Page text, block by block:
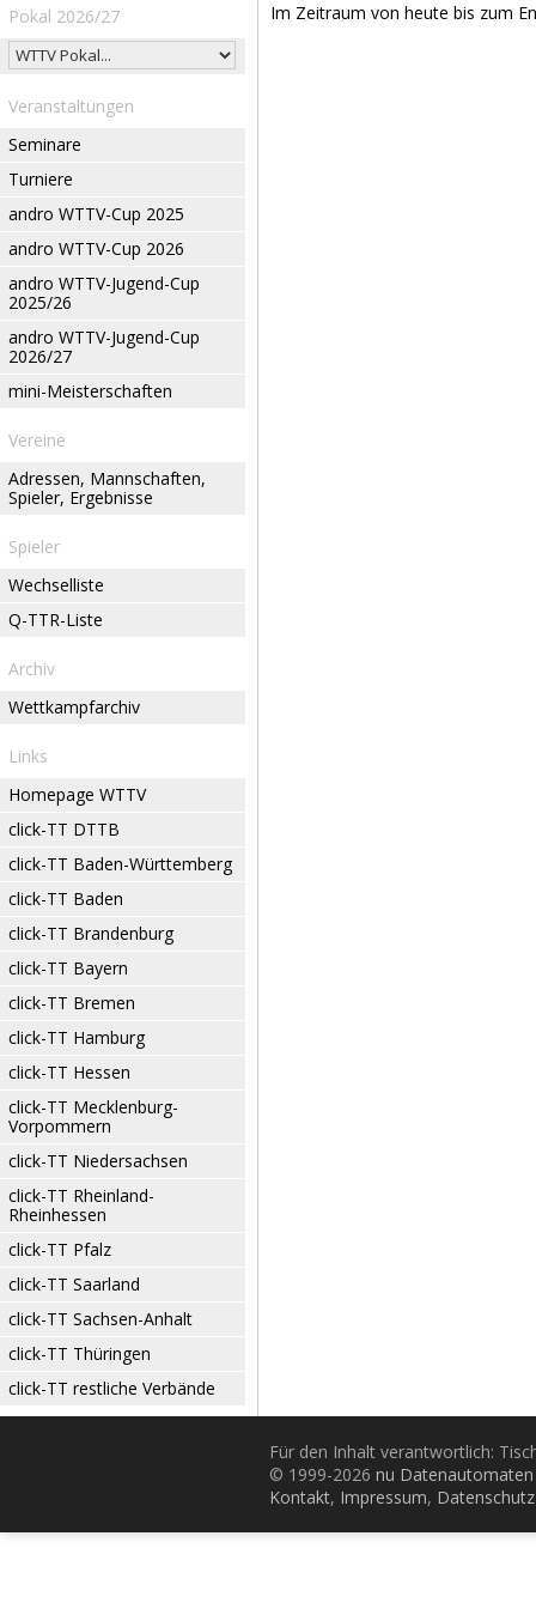
Pokal 2026/27
Veranstaltungen
Seminare
Turniere
andro WTTV-Cup 2025
andro WTTV-Cup 2026
andro WTTV-Jugend-Cup
2025/26
andro WTTV-Jugend-Cup
2026/27
mini-Meisterschaften
Vereine
Adressen, Mannschaften,
Spieler, Ergebnisse
Spieler
Wechselliste
Q-TTR-Liste
Archiv
Wettkampfarchiv
Links
Homepage WTTV
click-TT DTTB
click-TT Baden-Württemberg
click-TT Baden
click-TT Brandenburg
click-TT Bayern
click-TT Bremen
click-TT Hamburg
click-TT Hessen
click-TT Mecklenburg-
Vorpommern
click-TT Niedersachsen
click-TT Rheinland-
Rheinhessen
click-TT Pfalz
click-TT Saarland
click-TT Sachsen-Anhalt
click-TT Thüringen
click-TT restliche Verbände
Im Zeitraum von heute bis zum
Für den Inhalt verantwortlich:
© 1999-2026 nu
Kontakt, Impressum, Datenschutz